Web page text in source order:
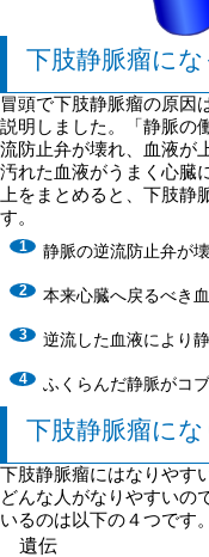
下肢静脈瘤にな
冒頭で下肢静脈瘤の原因
説明しました。「静脈の
流防止弁が壊れ、血液が
汚れた血液がうまく心臓
上をまとめると、下肢静
す。
静脈の逆流防止弁が
本来心臓へ戻るべき
逆流した血液により
ふくらんだ静脈がコ
下肢静脈瘤に
下肢静脈瘤にはなりやす
どんな人がなりやすいの
いるのは以下の４つです。
遺伝